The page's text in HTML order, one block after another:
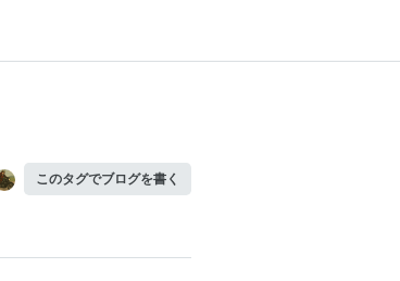
このタグでブログを書く